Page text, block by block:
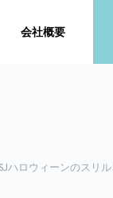
会社概要
ハロウィーンのスリ